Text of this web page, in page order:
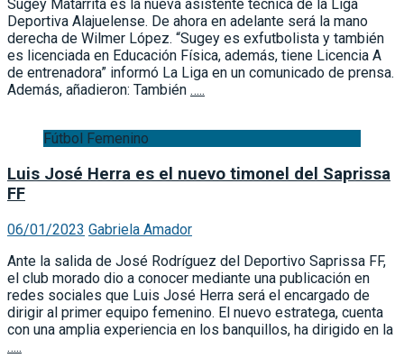
Sugey Matarrita es la nueva asistente técnica de la Liga
Deportiva Alajuelense. De ahora en adelante será la mano
derecha de Wilmer López. “Sugey es exfutbolista y también
es licenciada en Educación Física, además, tiene Licencia A
de entrenadora” informó La Liga en un comunicado de prensa.
Además, añadieron: También …..
Fútbol Femenino
Luis José Herra es el nuevo timonel del Saprissa
FF
06/01/2023 Gabriela Amador
Ante la salida de José Rodríguez del Deportivo Saprissa FF,
el club morado dio a conocer mediante una publicación en
redes sociales que Luis José Herra será el encargado de
dirigir al primer equipo femenino. El nuevo estratega, cuenta
con una amplia experiencia en los banquillos, ha dirigido en la
…..